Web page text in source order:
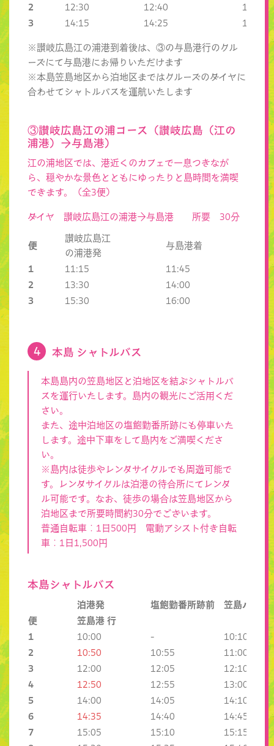
2
12:30 12:40
12:55
3
14:15 14:25 14:35
※讃岐広島江の浦港到着後は、③の与島港行のクル
ーズにて与島港にお帰りいただけます
※本島笠島地区から泊地区まではクルーズのダイヤに
合わせてシャトルバスを運航いたします
③讃岐広島江の浦コース（讃岐広島（江の
浦港）→与島港）
江の浦地区では、港近くのカフェで一息つきなが
ら、穏やかな景色とともにゆったりと島時間を満喫
できます。（全3便）
ダイヤ 讃岐広島江の浦港→与島港 所要 30分
便
讃岐広島江
の浦港発
与島港着
1 11:15
11:45
2
13:30
14:00
3
15:30 16:00
本島 シャトルバス
本島島内の笠島地区と泊地区を結ぶシャトルバ
スを運行いたします。島内の観光にご活用くだ
さい。
また、途中泊地区の塩飽勤番所跡にも停車いた
します。途中下車をして島内をご満喫くださ
い。
※島内は徒歩やレンタサイクルでも周遊可能で
す。レンタサイクルは泊港の待合所にてレンタ
ル可能です。なお、徒歩の場合は笠島地区から
泊地区まで所要時間約30分でございます。
普通自転車：1日500円 電動アシスト付き自転
車：1日1,500円
本島シャトルバス
泊港発 塩飽勤番所跡前
笠島バス停
便
笠島港 行
1
10:00 -
10:10
2
10:50 10:55
11:00
3
12:00 12:05
12:10
4
12:50 12:55
13:00
5
14:00 14:05
14:10
6
14:35 14:40
14:45
7
15:05 15:10
15:15